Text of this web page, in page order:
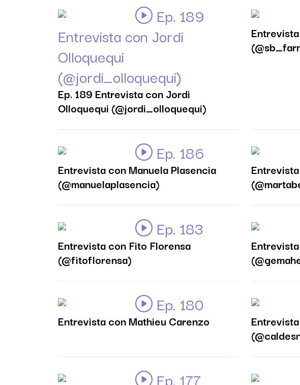
Ep. 189
Entrevista con Jordi
Olloquequi
(@jordi_olloquequi)
Ep. 189 Entrevista con Jordi
Olloquequi (@jordi_olloquequi)
Ep. 186
Entrevista con Manuela Plasencia
(@manuelaplasencia)
Ep. 183
Entrevista con Fito Florensa
(@fitoflorensa)
Ep. 180
Entrevista con Mathieu Carenzo
Ep. 177